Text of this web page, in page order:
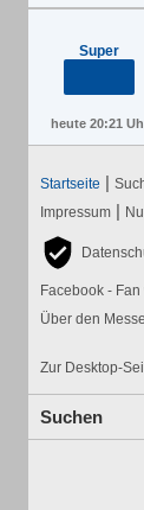
Super
heute 20:21
Startseite |
Impressum |
Facebook -
Über den
Zur Desktop-
Suchen